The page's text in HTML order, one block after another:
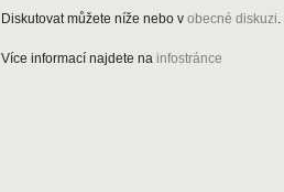
Diskutovat můžete níže nebo v obecné diskuzi.
Více informací najdete na infostránce